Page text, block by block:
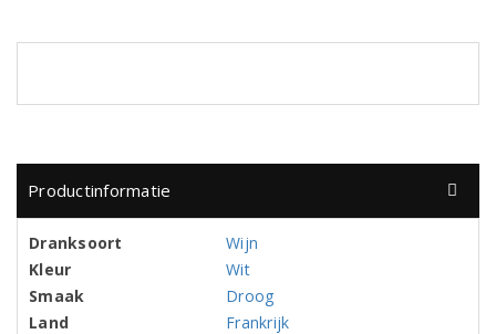
Productinformatie
Dranksoort
Wijn
Kleur
Wit
Smaak
Droog
Land
Frankrijk